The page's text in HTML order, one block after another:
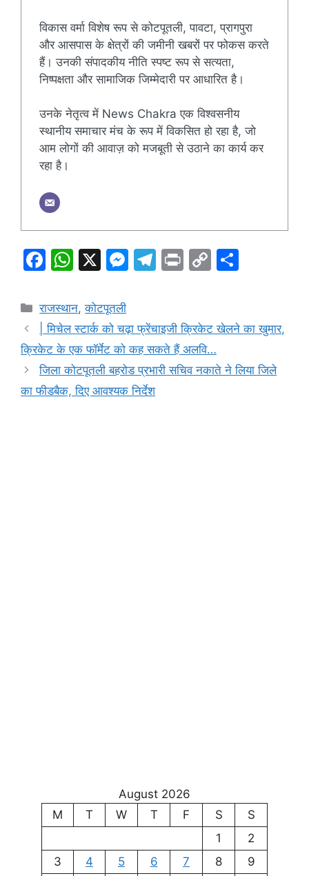
विकास वर्मा विशेष रूप से कोटपूतली, पावटा, प्रागपुरा
और आसपास के क्षेत्रों की जमीनी खबरों पर फोकस करते
हैं। उनकी संपादकीय नीति स्पष्ट रूप से सत्यता,
निष्पक्षता और सामाजिक जिम्मेदारी पर आधारित है।
उनके नेतृत्व में News Chakra एक विश्वसनीय
स्थानीय समाचार मंच के रूप में विकसित हो रहा है, जो
आम लोगों की आवाज़ को मजबूती से उठाने का कार्य कर
रहा है।
F
c
e
b
o
o
W
at
s
A
p
p
X
M
s
e
n
g
T
gr
a
m
Pr C
y
Li
n
e
Categories
राजस्थान,कोटपूतली
| मिचेल स्टार्क को चढ़ा फ्रेंचाइजी क्रिकेट खेलने का खुमार,
क्रिकेट के एक फॉर्मेट को कह सकते हैं अलवि…
जिला कोटपूतली बहरोड प्रभारी सचिव नकाते ने लिया जिले
का फीडबैक, दिए आवश्यक निर्देश
August 2026
M
T W T F S
S
1
2
3
4 5 6 7 8
9